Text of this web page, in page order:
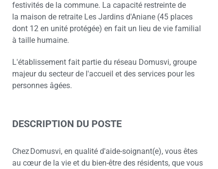
festivités de la commune. La capacité restreinte de
la maison de retraite Les Jardins d'Aniane (45 places
dont 12 en unité protégée) en fait un lieu de vie familial
à taille humaine.
L'établissement fait partie du réseau Domusvi, groupe
majeur du secteur de l'accueil et des services pour les
personnes âgées.
DESCRIPTION DU POSTE
Chez Domusvi, en qualité d'aide-soignant(e), vous êtes
au cœur de la vie et du bien-être des résidents, que vous